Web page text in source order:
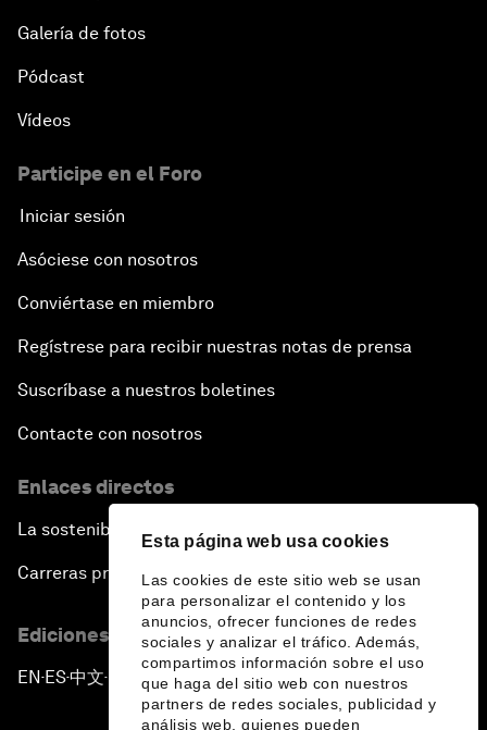
Esta página web usa cookies
Las cookies de este sitio web se usan
para personalizar el contenido y los
anuncios, ofrecer funciones de redes
sociales y analizar el tráfico. Además,
compartimos información sobre el uso
que haga del sitio web con nuestros
partners de redes sociales, publicidad y
análisis web, quienes pueden
Galería de fotos
Pódcast
Vídeos
Participe en el Foro
Iniciar sesión
Asóciese con nosotros
Conviértase en miembro
Regístrese para recibir nuestras notas de prensa
Suscríbase a nuestros boletines
Contacte con nosotros
Enlaces directos
La sostenibilidad en el Foro
Carreras profesionales
Ediciones en otros idiomas
EN ▪ ES▪中文▪ 日本語